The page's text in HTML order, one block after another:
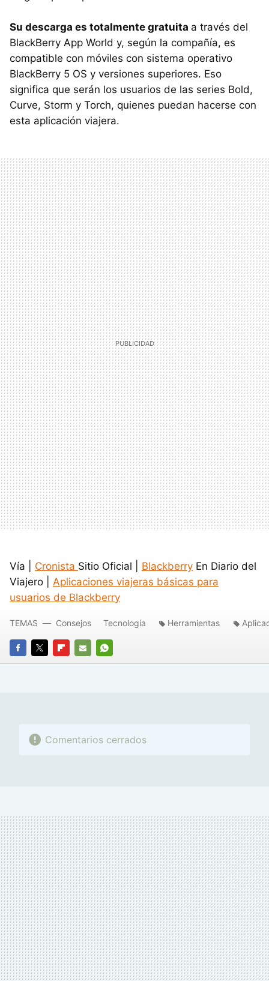
Su descarga es totalmente gratuita a través del
BlackBerry App World y, según la compañía, es
compatible con móviles con sistema operativo
BlackBerry 5 OS y versiones superiores. Eso
significa que serán los usuarios de las series Bold,
Curve, Storm y Torch, quienes puedan hacerse con
esta aplicación viajera.
Vía | Cronista Sitio Oficial | Blackberry En Diario del
Viajero | Aplicaciones viajeras básicas para
usuarios de Blackberry
FACEBOOK
TWITTERFLIPBOARD
E-
WHATSAPP
TEMAS Consejos Tecnología Herramientas
Comentarios cerrados